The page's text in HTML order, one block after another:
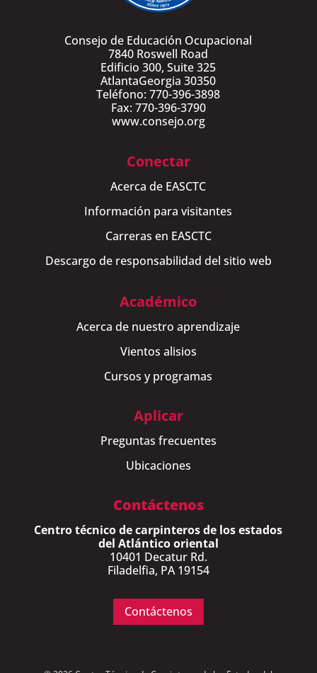
Consejo de Educación Ocupacional
7840 Roswell Road
Edificio 300, Suite 325
AtlantaGeorgia 30350
Teléfono: 770-396-3898
Fax: 770-396-3790
www.consejo.org
Conectar
Acerca de EASCTC
Información para visitantes
Carreras en EASCTC
Descargo de responsabilidad del sitio web
Académico
Acerca de nuestro aprendizaje
Vientos alisios
Cursos y programas
Aplicar
Preguntas frecuentes
Ubicaciones
Contáctenos
Centro técnico de carpinteros de los estados
del Atlántico oriental
10401 Decatur Rd.
Filadelfia, PA 19154
Contáctenos